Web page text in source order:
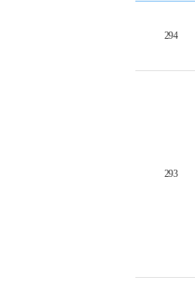
294
293